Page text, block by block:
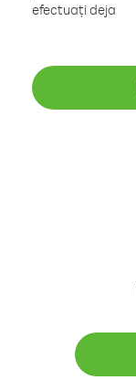
efectuați deja